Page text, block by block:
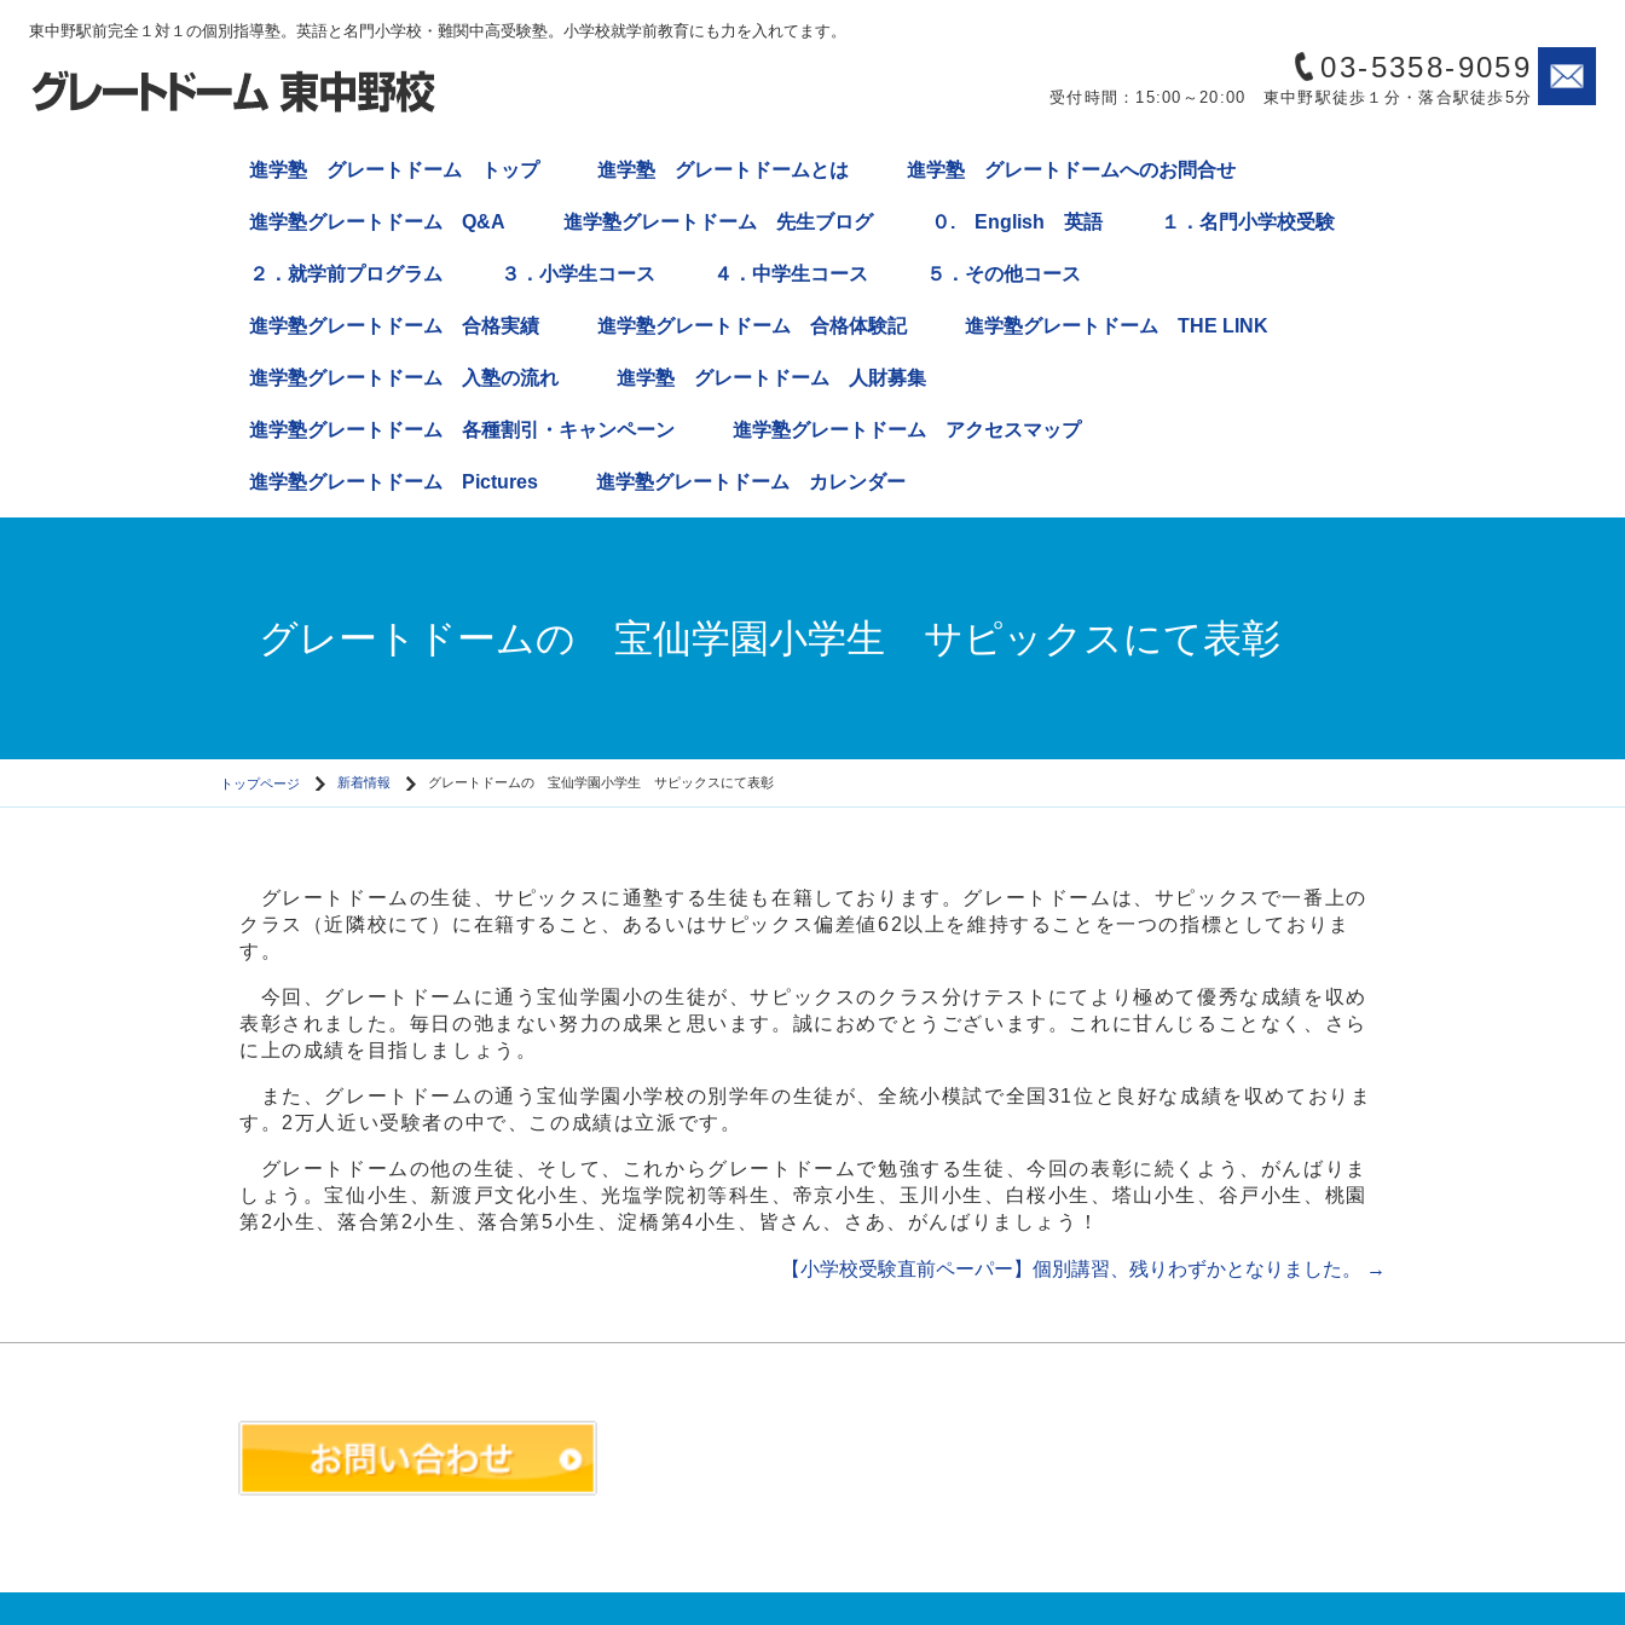
東中野駅前完全１対１の個別指導塾。英語と名門小学校・難関中高受験塾。小学校就学前教育にも力を入れてます。
03-5358-9059
受付時間：15:00～20:00 東中野駅徒歩１分・落合駅徒歩5分
進学塾 グレートドーム トップ 進学塾 グレートドームとは 進学塾 グレートドームへのお問合せ
進学塾グレートドーム Q&A 進学塾グレートドーム 先生ブログ ０. English 英語 １．名門小学校受験
２．就学前プログラム ３．小学生コース ４．中学生コース ５．その他コース
進学塾グレートドーム 合格実績 進学塾グレートドーム 合格体験記 進学塾グレートドーム THE LINK
進学塾グレートドーム 入塾の流れ 進学塾 グレートドーム 人財募集
進学塾グレートドーム 各種割引・キャンペーン 進学塾グレートドーム アクセスマップ
進学塾グレートドーム Pictures 進学塾グレートドーム カレンダー
グレートドームの 宝仙学園小学生 サピックスにて表彰
トップページ 新着情報 グレートドームの 宝仙学園小学生 サピックスにて表彰
グレートドームの生徒、サピックスに通塾する生徒も在籍しております。グレートドームは、サピックスで一番上の
クラス（近隣校にて）に在籍すること、あるいはサピックス偏差値62以上を維持することを一つの指標としておりま
す。
今回、グレートドームに通う宝仙学園小の生徒が、サピックスのクラス分けテストにてより極めて優秀な成績を収め
表彰されました。毎日の弛まない努力の成果と思います。誠におめでとうございます。これに甘んじることなく、さら
に上の成績を目指しましょう。
また、グレートドームの通う宝仙学園小学校の別学年の生徒が、全統小模試で全国31位と良好な成績を収めておりま
す。2万人近い受験者の中で、この成績は立派です。
グレートドームの他の生徒、そして、これからグレートドームで勉強する生徒、今回の表彰に続くよう、がんばりま
しょう。宝仙小生、新渡戸文化小生、光塩学院初等科生、帝京小生、玉川小生、白桜小生、塔山小生、谷戸小生、桃園
第2小生、落合第2小生、落合第5小生、淀橋第4小生、皆さん、さあ、がんばりましょう！
【小学校受験直前ペーパー】個別講習、残りわずかとなりました。 →